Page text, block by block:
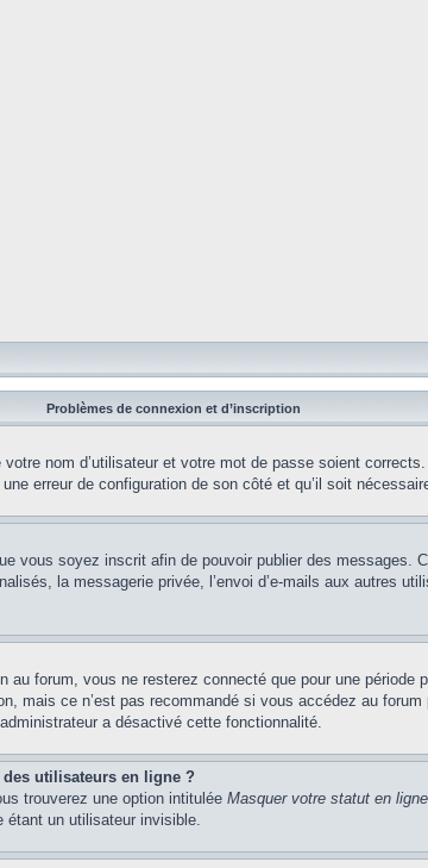
Problèmes de connexion et d’inscription
nom d’utilisateur et votre mot de passe soient
erreur de configuration de son côté et qu’il soit
vous soyez inscrit afin de pouvoir publier des messages.
la messagerie privée, l’envoi d’e-mails aux autres
au forum, vous ne resterez connecté que pour une
mais ce n’est pas recommandé si vous accédez au
a désactivé cette fonctionnalité.
utilisateurs en ligne ?
trouverez une option intitulée Masquer votre statut en ligne
étant un utilisateur invisible.